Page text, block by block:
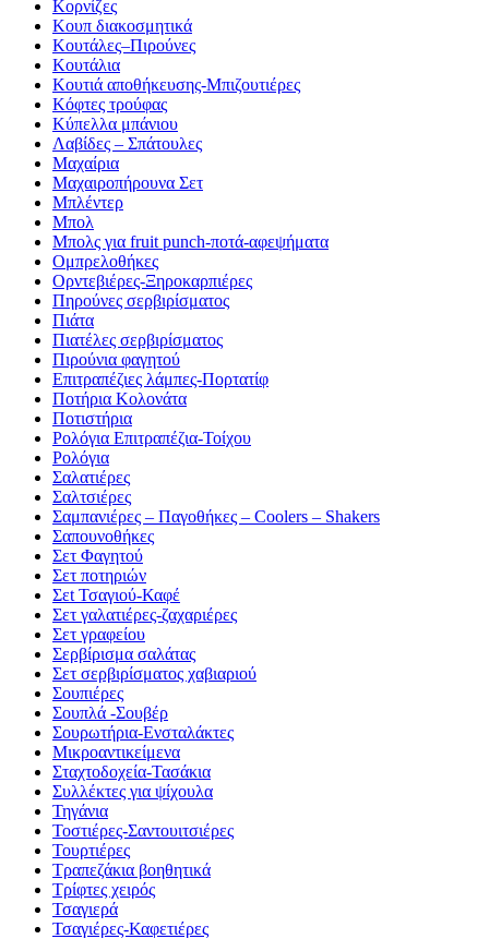
Κορνίζες
Κουπ διακοσμητικά
Κουτάλες–Πιρούνες
Κουτάλια
Κουτιά αποθήκευσης-Μπιζουτιέρες
Κόφτες τρούφας
Κύπελλα μπάνιου
Λαβίδες – Σπάτουλες
Μαχαίρια
Μαχαιροπήρουνα Σετ
Μπλέντερ
Μπολ
Μπολς για fruit punch-ποτά-αφεψήματα
Ομπρελοθήκες
Ορντεβιέρες-Ξηροκαρπιέρες
Πηρούνες σερβιρίσματος
Πιάτα
Πιατέλες σερβιρίσματος
Πιρούνια φαγητού
Επιτραπέζιες λάμπες-Πορτατίφ
Ποτήρια Κολονάτα
Ποτιστήρια
Ρολόγια Επιτραπέζια-Τοίχου
Ρολόγια
Σαλατιέρες
Σαλτσιέρες
Σαμπανιέρες – Παγοθήκες – Coolers – Shakers
Σαπουνοθήκες
Σετ Φαγητού
Σετ ποτηριών
Σεt Τσαγιού-Καφέ
Σετ γαλατιέρες-ζαχαριέρες
Σετ γραφείου
Σερβίρισμα σαλάτας
Σετ σερβιρίσματος χαβιαριού
Σουπιέρες
Σουπλά -Σουβέρ
Σουρωτήρια-Ενσταλάκτες
Μικροαντικείμενα
Σταχτοδοχεία-Τασάκια
Συλλέκτες για ψίχουλα
Τηγάνια
Τοστιέρες-Σαντουιτσιέρες
Τουρτιέρες
Τραπεζάκια βοηθητικά
Τρίφτες χειρός
Τσαγιερά
Τσαγιέρες-Καφετιέρες